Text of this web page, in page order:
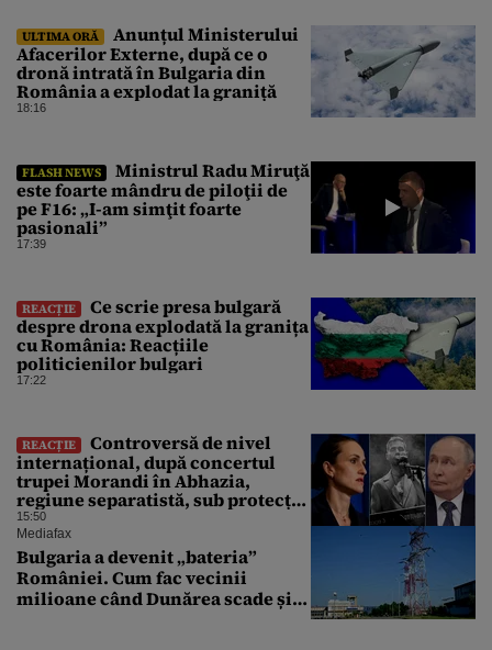
ULTIMA ORĂ
Anunțul Ministerului
Afacerilor Externe, după ce o
dronă intrată în Bulgaria din
România a explodat la graniță
18:16
FLASH NEWS
Ministrul Radu Miruţă
este foarte mândru de piloţii de
pe F16: „I-am simţit foarte
pasionali”
17:39
REACȚIE
Ce scrie presa bulgară
despre drona explodată la granița
cu România: Reacțiile
politicienilor bulgari
17:22
REACȚIE
Controversă de nivel
internațional, după concertul
trupei Morandi în Abhazia,
regiune separatistă, sub protecția
Rusiei
15:50
Mediafax
Bulgaria a devenit „bateria”
României. Cum fac vecinii
milioane când Dunărea scade și